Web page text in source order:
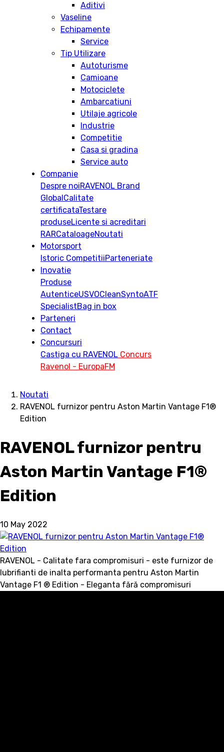
Aditivi
Vaseline
Echipamente
Service
Tip Utilizare
Autoturisme
Camioane
Motociclete
Ambarcatiuni
Utilaje agricole
Industrie
Competitie
Casa si gradina
Service auto
Companie
Despre noiRAVENOL Brand
GlobalCalitate
certificataTestare
produseLicente si acreditari
RARCataloageNoutati
Motorsport
Istoric CompetitiiParteneriate
Inovatie
Produse
AutenticeUSVOCleanSyntoATF
SpecialistBag in box
Parteneri
Contact
Concursuri
Castiga cu RAVENOL Concurs
Ravenol - EuropaFM
Noutati
RAVENOL furnizor pentru Aston Martin Vantage F1®
Edition
RAVENOL furnizor pentru
Aston Martin Vantage F1®
Edition
10 May 2022
RAVENOL - Calitate fara compromisuri - este furnizor de
lubrifianti de inalta performanta pentru Aston Martin
Vantage F1 ® Edition - Eleganta fără compromisuri